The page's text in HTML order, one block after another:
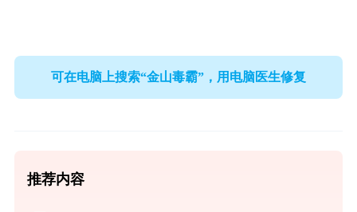
可在电脑上搜索“金山毒霸”，用电脑医生修复
推荐内容